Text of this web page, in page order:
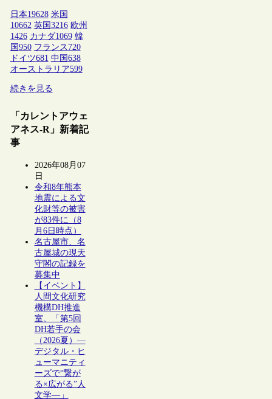
日本19628 米国
10662 英国 3216 欧州
1426 カナダ1069 韓
国 950 フランス 720
ドイツ681 中国 638
オーストラリア599
続きを見る
「カレントアウェ
アネス-R」新着記
事
2026年08月07
日
令和8年熊本
地震による文
化財等の被害
が83件に（8
月6日時点）
名古屋市、名
古屋城の現天
守閣の記録を
募集中
【イベント】
人間文化研究
機構DH推進
室、「第5回
DH若手の会
（2026夏）―
デジタル・ヒ
ューマニティ
ーズで“繋が
る×広がる”人
文学―」